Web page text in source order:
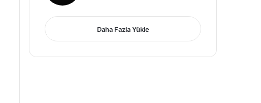
Daha Fazla Yükle